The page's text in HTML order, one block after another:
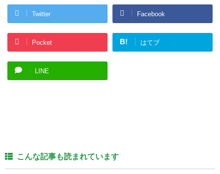
Twitter Facebook
Pocket B! はてブ
LINE
こんな記事も読まれています